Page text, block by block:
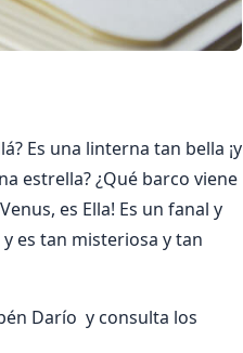
Es una linterna tan bella ¡y
estrella? ¿Qué barco viene
es Ella! Es un fanal y
es tan misteriosa y tan
Darío y consulta los